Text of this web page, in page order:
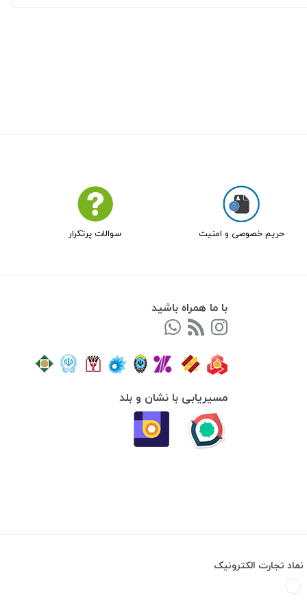
حریم خصوصی و امنیت سوالات پرتکرار
با ما همراه باشید
مسیریابی با نشان و بلد
نماد تجارت الکترونیک